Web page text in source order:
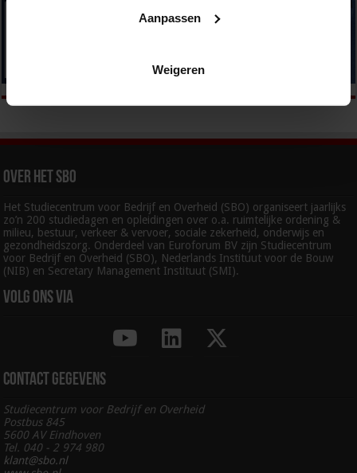
Aanpassen
Weigeren
Over het SBO
Het Studiecentrum voor Bedrijf en Overheid (SBO) organiseert jaarlijks
zo’n 200 studiedagen en opleidingen over o.a. ruimtelijke ordening &
milieu, bestuur, verkeer & vervoer, sociale zekerheid, onderwijs en
gezondheidszorg. Onderdeel van Euroforum BV zijn Studiecentrum
voor Bedrijf en Overheid (SBO), Nederlands Instituut voor de Bouw
(NIB) en Secretary Management Instituut (SMI).
Volg ons via
Contact gegevens
Studiecentrum voor Bedrijf en Overheid
Postbus 845
5600 AV Eindhoven
Tel. 040 - 2 974 980
klant@sbo.nl